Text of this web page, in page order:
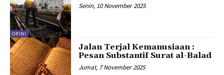
OPINI
Senin, 10 November 2025
Jalan Terjal Kemanusiaan :
Pesan Substantif Surat al-Balad
Jumat, 7 November 2025